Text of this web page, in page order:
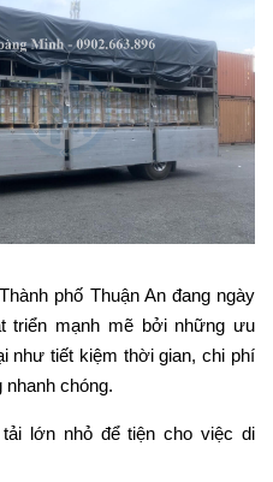
phố Thuận An đang ngày
triển mạnh mẽ bởi những ưu
như tiết kiệm thời gian, chi phí
chóng.
lớn nhỏ để tiện cho việc di